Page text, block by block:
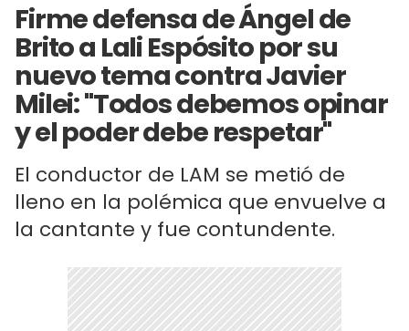
Firme defensa de Ángel de
Brito a Lali Espósito por su
nuevo tema contra Javier
Milei: "Todos debemos opinar
y el poder debe respetar"
El conductor de LAM se metió de
lleno en la polémica que envuelve a
la cantante y fue contundente.